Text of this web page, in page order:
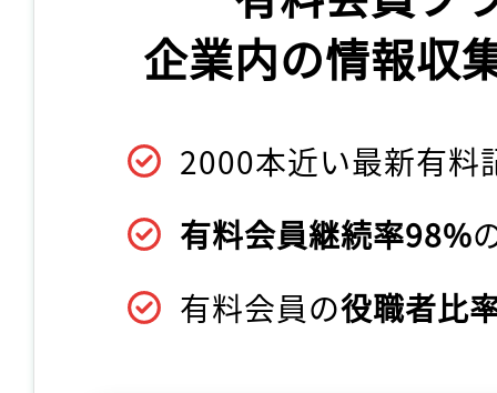
企業内の情報収
2000本近い最新有料
有料会員継続率98%
有料会員の役職者比